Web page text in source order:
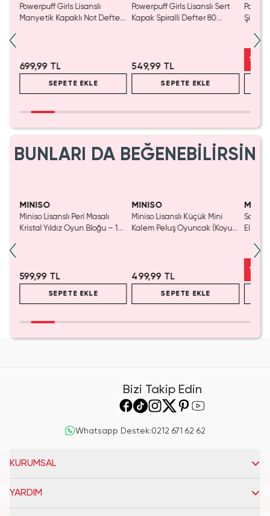
Powerpuff Girls Lisanslı
Manyetik Kapaklı Not Defteri
699,99 TL
SEPETE EKLE
Powerpuff Girls Lisanslı Sert
Kapak Spiralli Defter 80
549,99 TL
SEPETE EKLE
Şişe
%
BUNLARI DA BEĞENEBİLİRSİN
MINISO
Miniso Lisanslı Peri Masalı
Kristal Yıldız Oyun Bloğu – 14
599,99 TL
SEPETE EKLE
MINISO
Miniso Lisanslı Küçük Mini
Kalem Peluş Oyuncak (Koyu
499,99 TL
SEPETE EKLE
Sanrio
Elma
%
Bizi Takip Edin
Whatsapp Destek:0212 671 62 62
KURUMSAL
YARDIM